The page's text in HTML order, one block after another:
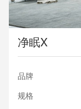
净眠X
品牌
规格